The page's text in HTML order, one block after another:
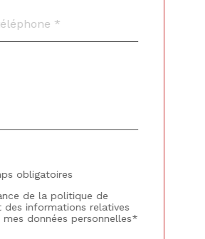
obligatoires
de la politique de
informations relatives
données personnelles*